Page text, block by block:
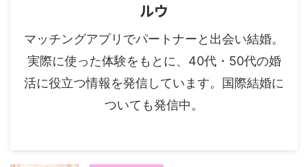
ルウ
マッチングアプリでパートナーと出会い結婚。
実際に使った体験をもとに、40代・50代の婚
活に役立つ情報を発信しています。国際結婚に
ついても発信中。